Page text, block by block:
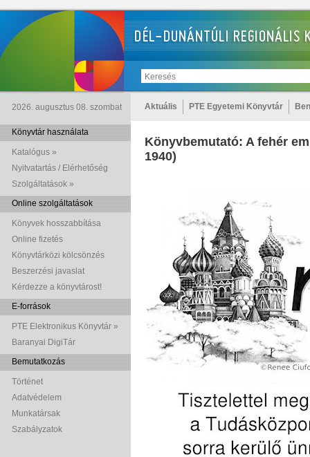
2026. augusztus 08. szombat Aktuális PTE Egyetemi Könyvtár
Könyvtár használata
Katalógus »
Nyitvatartás / Elérhetőség
Szolgáltatások »
Online szolgáltatások
Könyvek hosszabbítása
Online fizetés
Könyvtárközi kölcsönzés
Beszerzési javaslat
Kérdezze a könyvtárost!
E-források
PTE Elektronikus Könyvtár »
Baranyai DigiTár
Bemutatkozás
Történet
Adatvédelem
Munkatársak
Szabályzatok
Könyvbemutató: A fehér
1940)